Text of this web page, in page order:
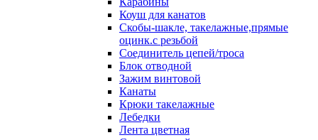
Коуш для канатов
Скобы-шакле, такелажные,прямые
оцинк.с резьбой
Соединитель цепей/троса
Блок отводной
Зажим винтовой
Канаты
Крюки такелажные
Лебедки
Лента цветная